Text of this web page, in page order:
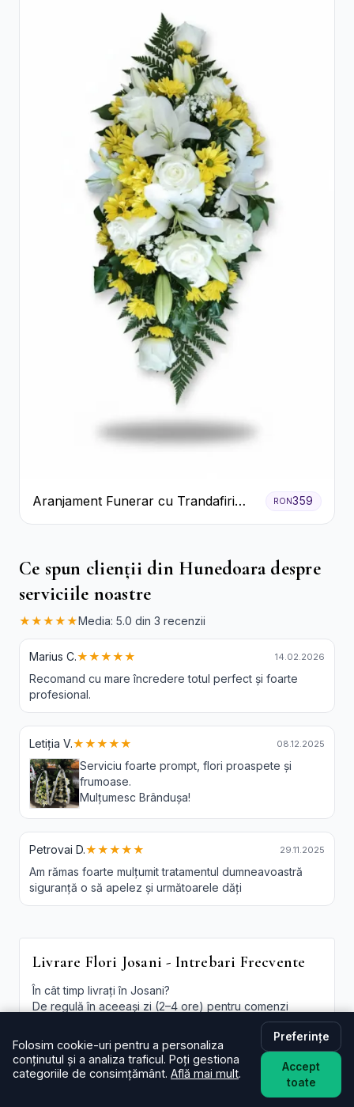
Aranjament Funerar cu Trandafiri
Albi Crizanteme Galbene și Crini
RON359
Ce spun clienții din Hunedoara despre
serviciile noastre
★★★★★Media: 5.0 din 3 recenzii
Marius C.★★★★★ 14.02.2026
Recomand cu mare încredere totul perfect și foarte
profesional.
Letiția V.★★★★★ 08.12.2025
Serviciu foarte prompt, flori proaspete și
frumoase.
Mulțumesc Brândușa!
Petrovai D.★★★★★ 29.11.2025
Am rămas foarte mulțumit tratamentul dumneavoastră
siguranță o să apelez și următoarele dăți
Livrare Flori Josani - Intrebari Frecvente
În cât timp livrați în Josani?
De regulă în aceeași zi (2–4 ore) pentru comenzi
plasate în intervalul programului. La checkout poți
alege intervalul preferat; oferim și livrare flori Josani
in aceeasi ziîn funcție de disponibilitate.
Este livrarea de flori la domiciliu în Josani disponibilă și
Folosim cookie-uri pentru a personaliza
conținutul și a analiza traficul. Poți gestiona
categoriile de consimțământ. Află mai mult.
Preferințe
Accept
toate